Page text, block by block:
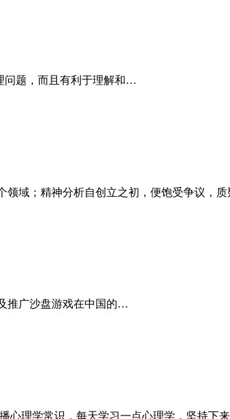
题，而且有利于理解和…
领域；精神分析自创立之初，便饱受争议，
推广沙盘游戏在中国的…
心理学常识，每天学习一点心理学，坚持下